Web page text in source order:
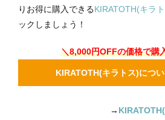
りお得に購入できるKIRATOTH(キラ
ックしましょう！
＼8,000円OFFの価格で購
KIRATOTH(キラトス)につ
→